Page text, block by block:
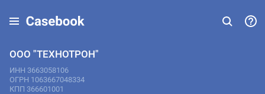
ООО "ТЕХНОТРОН"
ИНН 3663058106
ОГРН 1063667048334
КПП 366601001